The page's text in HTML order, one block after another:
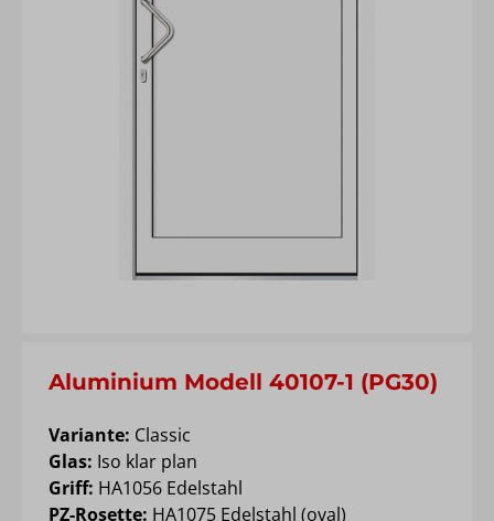
Aluminium Modell 40107-1 (PG30)
Variante: Classic
Glas: Iso klar plan
Griff: HA1056 Edelstahl
PZ-Rosette: HA1075 Edelstahl (oval)